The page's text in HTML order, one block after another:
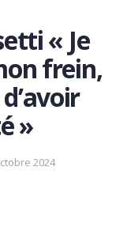
« Je
frein,
»
2024